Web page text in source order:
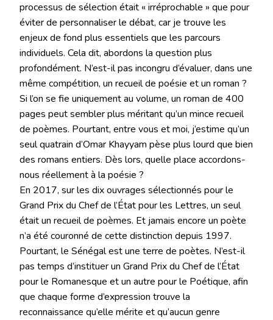
processus de sélection était « irréprochable » que pour
éviter de personnaliser le débat, car je trouve les
enjeux de fond plus essentiels que les parcours
individuels. Cela dit, abordons la question plus
profondément. N’est-il pas incongru d’évaluer, dans une
même compétition, un recueil de poésie et un roman ?
Si l’on se fie uniquement au volume, un roman de 400
pages peut sembler plus méritant qu’un mince recueil
de poèmes. Pourtant, entre vous et moi, j’estime qu’un
seul quatrain d’Omar Khayyam pèse plus lourd que bien
des romans entiers. Dès lors, quelle place accordons-
nous réellement à la poésie ?
En 2017, sur les dix ouvrages sélectionnés pour le
Grand Prix du Chef de l’État pour les Lettres, un seul
était un recueil de poèmes. Et jamais encore un poète
n’a été couronné de cette distinction depuis 1997.
Pourtant, le Sénégal est une terre de poètes. N’est-il
pas temps d’instituer un Grand Prix du Chef de l’État
pour le Romanesque et un autre pour le Poétique, afin
que chaque forme d’expression trouve la
reconnaissance qu’elle mérite et qu’aucun genre